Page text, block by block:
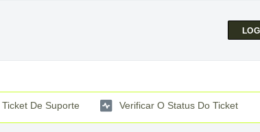
Ticket De Suporte Verificar O Status Do Ticket